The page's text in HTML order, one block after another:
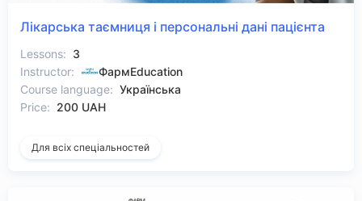
Лікарська таємниця і персональні дані пацієнта
Lessons: 3
Instructor:
ФармEducation
Course language: Українська
Price: 200 UAH
Для всіх спеціальностей